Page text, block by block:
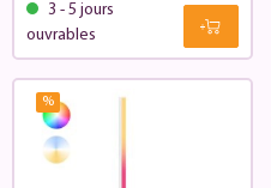
3 - 5 jours
ouvrables
%